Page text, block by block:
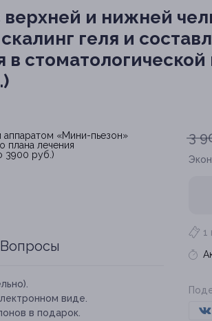
верхней и нижней
геля и
в
3
1
Вопросы
виде.
в подарок.